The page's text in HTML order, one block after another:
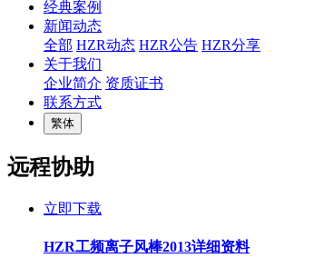
经典案例
新闻动态
全部 HZR动态 HZR公告 HZR分享
关于我们
企业简介 资质证书
联系方式
繁体
远程协助
立即下载
HZR工频离子风棒2013详细资料